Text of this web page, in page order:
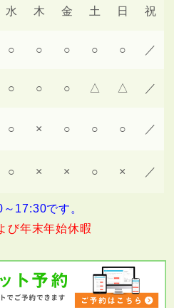
水 木 金 土 日 祝
○ ○ ○ ○ ○ ／
○ ○ ○ △ △ ／
○ × ○ ○ ○ ／
○ × × ○ × ／
17:30です。
年末年始休暇